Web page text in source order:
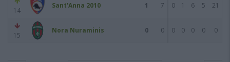
14
Sant'Anna 2010 1 7 0 1 6 5 21
15
Nora Nuraminis 0 0 0 0 0 0 0